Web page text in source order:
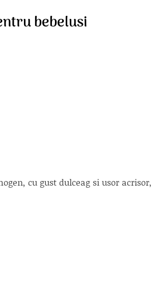
bebelusi
cu gust dulceag si usor acrisor,